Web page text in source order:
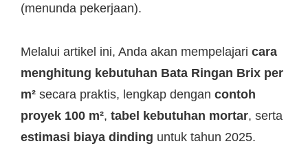
(menunda pekerjaan).
Melalui artikel ini, Anda akan mempelajari cara
menghitung kebutuhan Bata Ringan Brix per
m² secara praktis, lengkap dengan contoh
proyek 100 m², tabel kebutuhan mortar, serta
estimasi biaya dinding untuk tahun 2025.